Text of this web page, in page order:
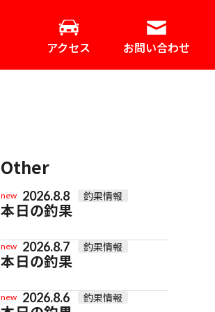
アクセス お問い合わせ
Other
new 2026.8.8 釣果情報
本日の釣果
new 2026.8.7 釣果情報
本日の釣果
new 2026.8.6 釣果情報